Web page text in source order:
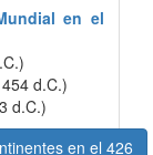
en el
d.C.)
d.C.)
en el 426